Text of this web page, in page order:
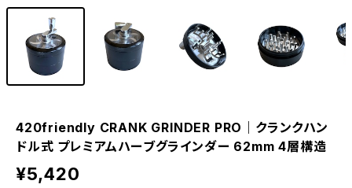
420friendly CRANK GRINDER PRO｜クランクハン
ドル式 プレミアムハーブグラインダー 62mm 4層構造
¥5,420